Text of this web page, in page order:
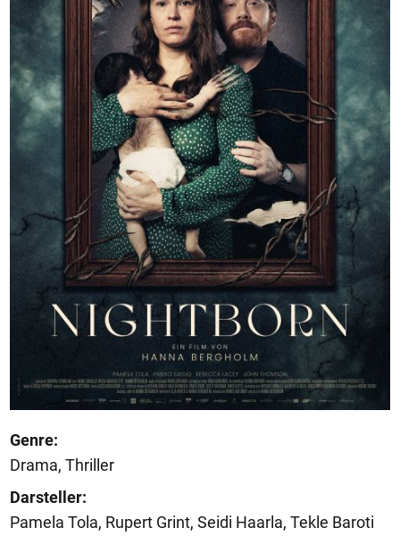
Genre:
Drama, Thriller
Darsteller:
Pamela Tola, Rupert Grint, Seidi Haarla, Tekle Baroti